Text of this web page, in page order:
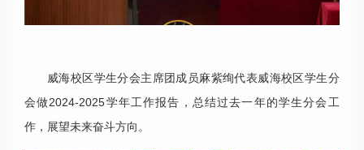
威海校区学生分会主席团成员麻紫绚代表威海校区学生分
会做2024-2025学年工作报告，总结过去一年的学生分会工
作，展望未来奋斗方向。